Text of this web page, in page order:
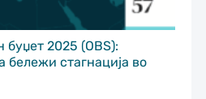
буџет 2025 (OBS):
бележи стагнација во